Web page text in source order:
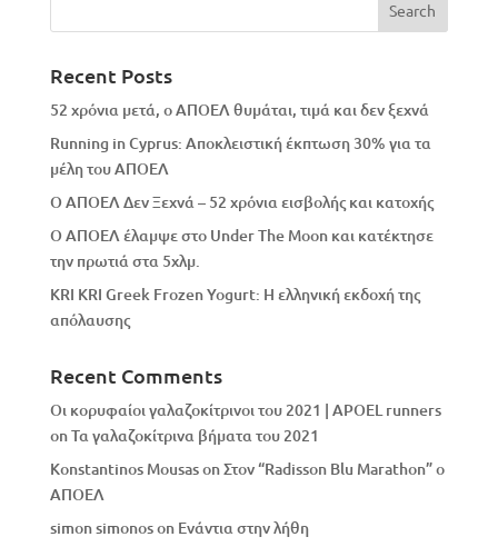
Recent Posts
52 χρόνια μετά, ο ΑΠΟΕΛ θυμάται, τιμά και δεν ξεχνά
Running in Cyprus: Αποκλειστική έκπτωση 30% για τα
μέλη του ΑΠΟΕΛ
Ο ΑΠΟΕΛ Δεν Ξεχνά – 52 χρόνια εισβολής και κατοχής
Ο ΑΠΟΕΛ έλαμψε στο Under The Moon και κατέκτησε
την πρωτιά στα 5χλμ.
KRI KRI Greek Frozen Yogurt: Η ελληνική εκδοχή της
απόλαυσης
Recent Comments
Οι κορυφαίοι γαλαζοκίτρινοι του 2021 | APOEL runners
onΤα γαλαζοκίτρινα βήματα του 2021
Konstantinos MousasonΣτον “Radisson Blu Marathon” ο
ΑΠΟΕΛ
simon simonoson Eνάντια στην λήθη